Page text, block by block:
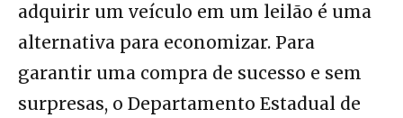
adquirir um veículo em um leilão é uma
alternativa para economizar. Para
garantir uma compra de sucesso e sem
surpresas, o Departamento Estadual de